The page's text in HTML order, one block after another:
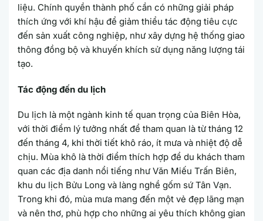
liệu. Chính quyền thành phố cần có những giải pháp
thích ứng với khí hậu để giảm thiểu tác động tiêu cực
đến sản xuất công nghiệp, như xây dựng hệ thống giao
thông đồng bộ và khuyến khích sử dụng năng lượng tái
tạo.
Tác động đến du lịch
Du lịch là một ngành kinh tế quan trọng của Biên Hòa,
với thời điểm lý tưởng nhất để tham quan là từ tháng 12
đến tháng 4, khi thời tiết khô ráo, ít mưa và nhiệt độ dễ
chịu. Mùa khô là thời điểm thích hợp để du khách tham
quan các địa danh nổi tiếng như Văn Miếu Trấn Biên,
khu du lịch Bửu Long và làng nghề gốm sứ Tân Vạn.
Trong khi đó, mùa mưa mang đến một vẻ đẹp lãng mạn
và nên thơ, phù hợp cho những ai yêu thích không gian